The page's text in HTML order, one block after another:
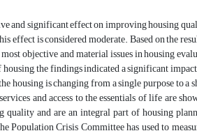
and significant effect on improving housing
effect is considered moderate. Based on the
objective and material issues in housing
the findings indicated a significant
housing is changing from a single purpose to a
and access to the essentials of life are
and are an integral part of housing